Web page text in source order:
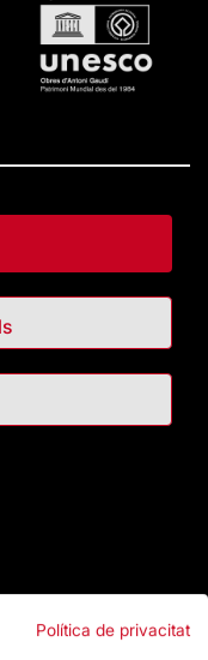
Política de privacitat